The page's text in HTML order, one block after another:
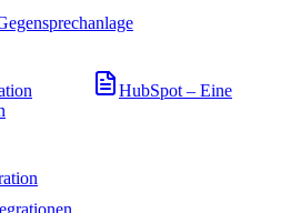
HubSpot – Eine